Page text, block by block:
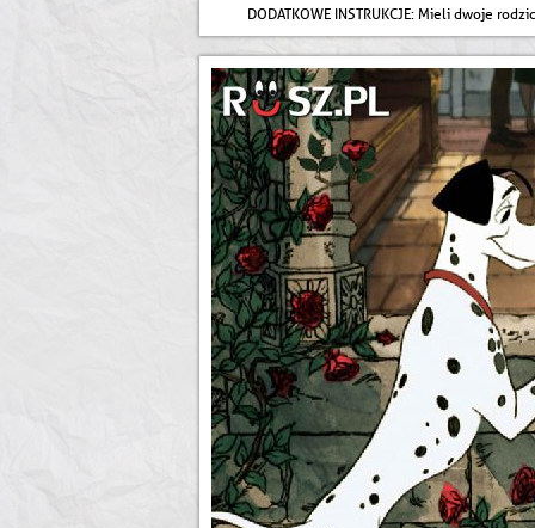
DODATKOWE INSTRUKCJE: Mieli dwoje